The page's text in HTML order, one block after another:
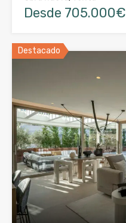
Desde 705.000€
Destacado